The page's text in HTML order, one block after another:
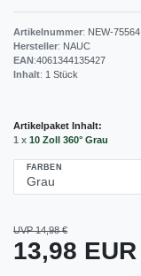
Artikelnummer: NEW-75564
Hersteller: NAUC
EAN:4061344135427
Inhalt: 1 Stück
Artikelpaket Inhalt:
1 x 10 Zoll 360° Grau
FARBEN
UVP 14,98 €
13,98 EUR